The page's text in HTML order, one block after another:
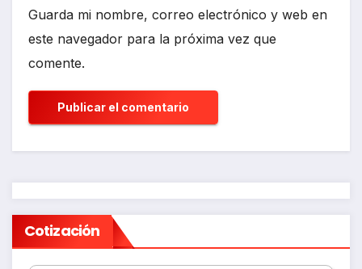
Guarda mi nombre, correo electrónico y web en
este navegador para la próxima vez que
comente.
Cotización